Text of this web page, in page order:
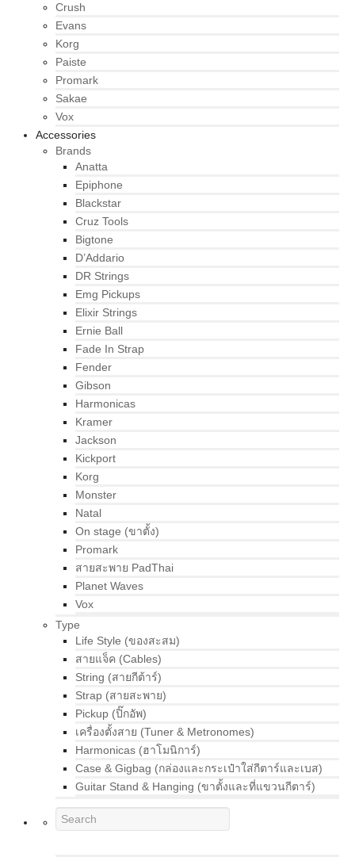
Crush
Evans
Korg
Paiste
Promark
Sakae
Vox
Accessories
Brands
Anatta
Epiphone
Blackstar
Cruz Tools
Bigtone
D’Addario
DR Strings
Emg Pickups
Elixir Strings
Ernie Ball
Fade In Strap
Fender
Gibson
Harmonicas
Kramer
Jackson
Kickport
Korg
Monster
Natal
On stage (ขาตั้ง)
Promark
สายสะพาย PadThai
Planet Waves
Vox
Type
Life Style (ของสะสม)
สายแจ็ค (Cables)
String (สายกีต้าร์)
Strap (สายสะพาย)
Pickup (ปิ๊กอัพ)
เครื่องตั้งสาย (Tuner & Metronomes)
Harmonicas (ฮาโมนิการ์)
Case & Gigbag (กล่องและกระเป๋าใส่กีตาร์และเบส)
Guitar Stand & Hanging (ขาตั้งและที่แขวนกีตาร์)